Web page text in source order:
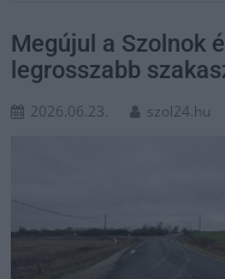
Megújul a Szolnok
legrosszabb
2026.06.23. szol24.hu